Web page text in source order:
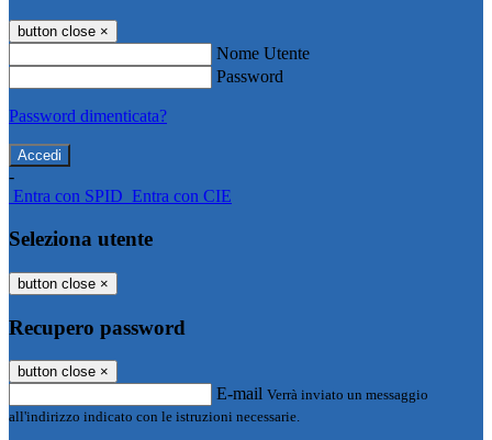
button close ×
Nome Utente
Password
Password dimenticata?
-
Entra con SPID Entra con CIE
Seleziona utente
button close ×
Recupero password
button close ×
E-mail Verrà inviato un messaggio
all'indirizzo indicato con le istruzioni necessarie.